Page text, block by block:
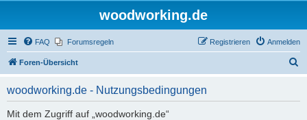
woodworking.de
FAQ Forumsregeln Anmelden
Registrieren
Foren-Übersicht
woodworking.de - Nutzungsbedingungen
Mit dem Zugriff auf „woodworking.de“